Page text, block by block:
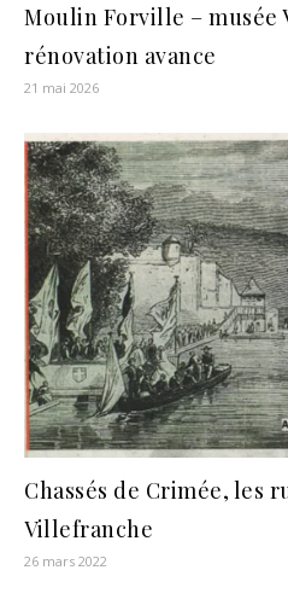
Moulin Forville – musée
rénovation avance
21 mai 2026
Chassés de Crimée, les
Villefranche
26 mars 2022